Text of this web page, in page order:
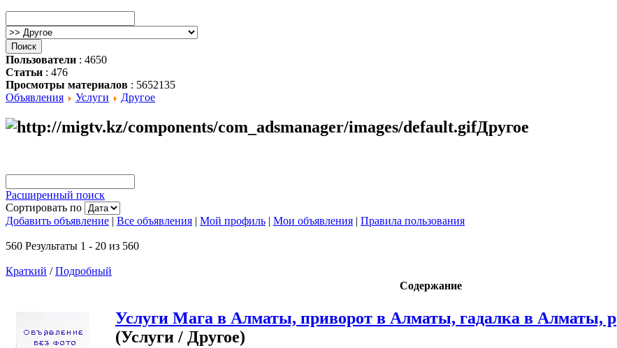
Пользователи : 4650
Статьи : 476
Просмотры материалов : 5652135
Объявления
Услуги Другое
Другое
Расширенный поиск
Сортировать по
Добавить объявление | Все объявления | Мой профиль | Мои объявления | Правила пользования
560 Результаты 1 - 20 из 560
Краткий /Подробный
Содержание
Услуги Мага в Алматы, приворот в Алматы, гадалка в Алматы, р
(Услуги / Другое)